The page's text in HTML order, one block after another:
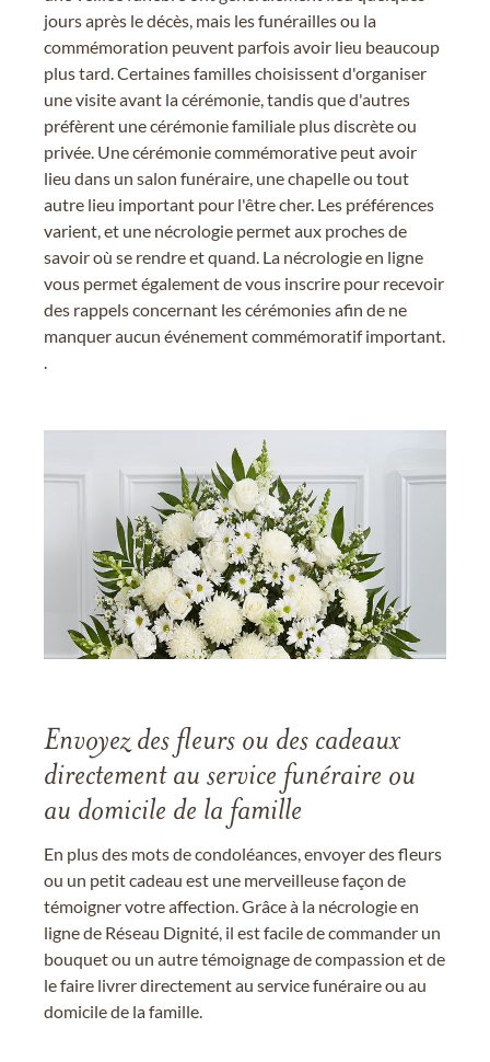
jours après le décès, mais les funérailles ou la
commémoration peuvent parfois avoir lieu beaucoup
plus tard. Certaines familles choisissent d'organiser
une visite avant la cérémonie, tandis que d'autres
préfèrent une cérémonie familiale plus discrète ou
privée. Une cérémonie commémorative peut avoir
lieu dans un salon funéraire, une chapelle ou tout
autre lieu important pour l'être cher. Les préférences
varient, et une nécrologie permet aux proches de
savoir où se rendre et quand. La nécrologie en ligne
vous permet également de vous inscrire pour recevoir
des rappels concernant les cérémonies afin de ne
manquer aucun événement commémoratif important.
Envoyez des fleurs ou des cadeaux
directement au service funéraire ou
au domicile de la famille
En plus des mots de condoléances, envoyer des fleurs
ou un petit cadeau est une merveilleuse façon de
témoigner votre affection. Grâce à la nécrologie en
ligne de Réseau Dignité, il est facile de commander un
bouquet ou un autre témoignage de compassion et de
le faire livrer directement au service funéraire ou au
domicile de la famille.